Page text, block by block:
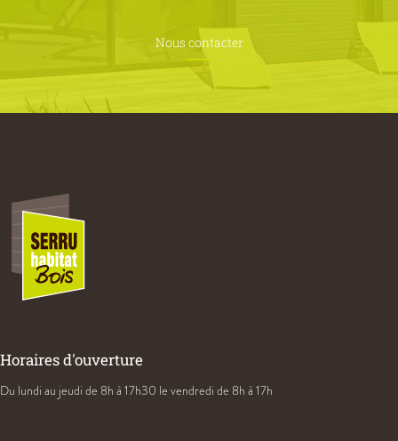
Nous contacter
Horaires d'ouverture
Du lundi au jeudi de 8h à 17h30 le vendredi de 8h à 17h